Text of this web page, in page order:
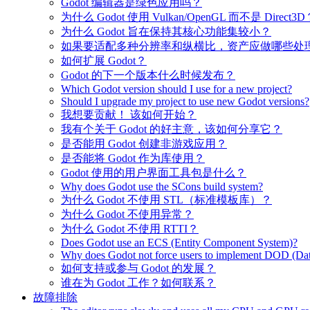
Godot 编辑器是绿色应用吗？
为什么 Godot 使用 Vulkan/OpenGL 而不是 Direct3D
为什么 Godot 旨在保持其核心功能集较小？
如果要适配多种分辨率和纵横比，资产应做哪些处
如何扩展 Godot？
Godot 的下一个版本什么时候发布？
Which Godot version should I use for a new project?
Should I upgrade my project to use new Godot versions?
我想要贡献！ 该如何开始？
我有个关于 Godot 的好主意，该如何分享它？
是否能用 Godot 创建非游戏应用？
是否能将 Godot 作为库使用？
Godot 使用的用户界面工具包是什么？
Why does Godot use the SCons build system?
为什么 Godot 不使用 STL（标准模板库）？
为什么 Godot 不使用异常？
为什么 Godot 不使用 RTTI？
Does Godot use an ECS (Entity Component System)?
Why does Godot not force users to implement DOD
如何支持或参与 Godot 的发展？
谁在为 Godot 工作？如何联系？
故障排除